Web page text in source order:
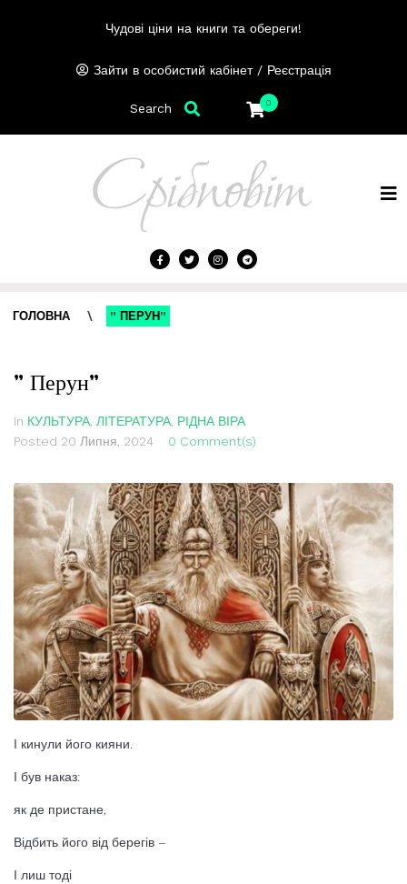
Чудові ціни на книги та обереги!
Зайти в особистий кабінет / Реєстрація
0
Search
ГОЛОВНА \ ” ПЕРУН”
” Перун”
In КУЛЬТУРА ЛІТЕРАТУРА РІДНА ВІРА
Posted 20 Липня, 2024 0 Comment(s)
І кинули його кияни.
І був наказ:
як де пристане,
Відбить його від берегів –
І лиш тоді